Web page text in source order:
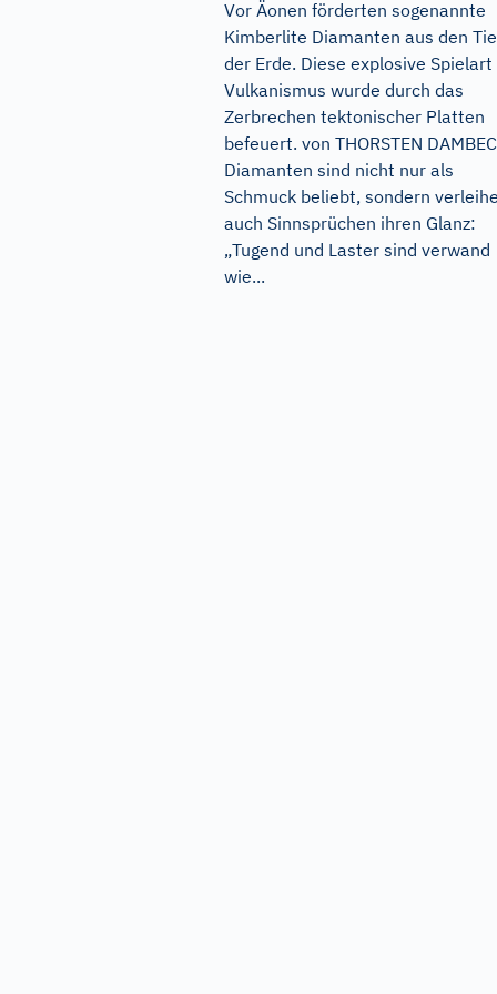
Vor Äonen förderten sogenannte
Kimberlite Diamanten aus den
der Erde. Diese explosive Spielart
Vulkanismus wurde durch das
Zerbrechen tektonischer Platten
befeuert. von THORSTEN
Diamanten sind nicht nur als
Schmuck beliebt, sondern
auch Sinnsprüchen ihren Glanz:
„Tugend und Laster sind verwand
wie...